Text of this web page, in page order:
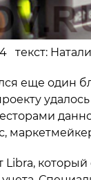
текст:
еще один
Libra,